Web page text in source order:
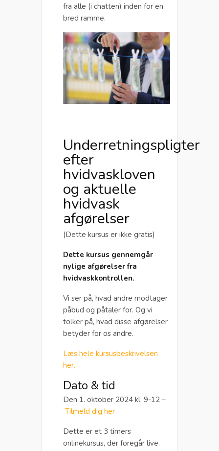
fra alle (i chatten) inden for en
bred ramme.
Underretningspligter
efter
hvidvaskloven
og aktuelle
hvidvask
afgørelser
(Dette kursus er ikke gratis)
Dette kursus gennemgår
nylige afgørelser fra
hvidvaskkontrollen.
Vi ser på, hvad andre modtager
påbud og påtaler for. Og vi
tolker på, hvad disse afgørelser
betyder for os andre.
Læs hele kursusbeskrivelsen
her.
Dato & tid
Den 1. oktober 2024 kl. 9-12 –
Tilmeld dig her
Dette er et 3 timers
onlinekursus, der foregår live.